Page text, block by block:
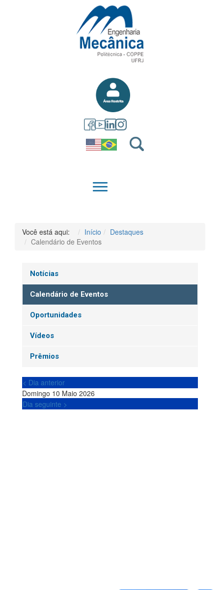
PARA
CONTEÚDO
QUEM SOMOS
Você está aqui: Início
Destaques
Calendário de Eventos
Notícias
Calendário de Eventos
Oportunidades
Vídeos
Prêmios
< Dia anterior
Domingo 10 Maio 2026
Dia seguinte >